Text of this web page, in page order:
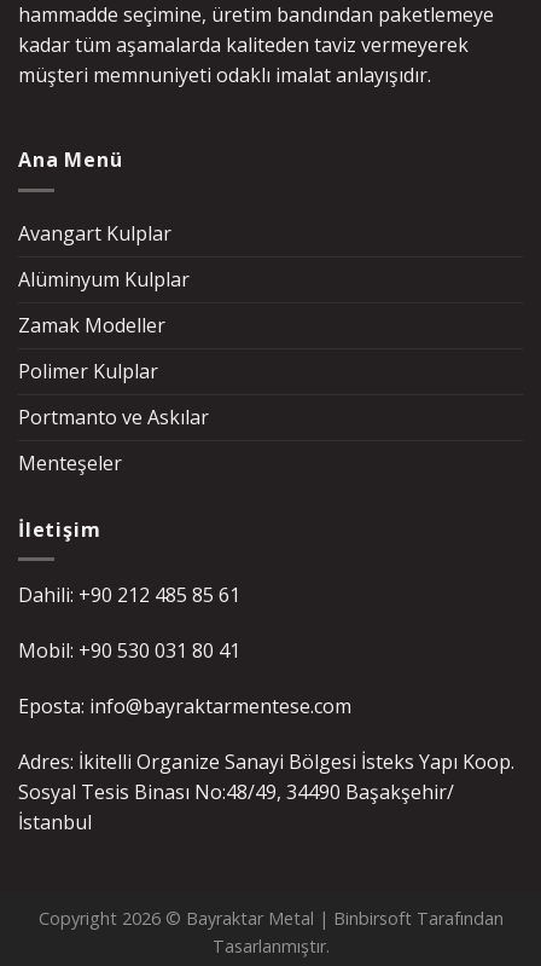
hammadde seçimine, üretim bandından paketlemeye
kadar tüm aşamalarda kaliteden taviz vermeyerek
müşteri memnuniyeti odaklı imalat anlayışıdır.
Ana Menü
Avangart Kulplar
Alüminyum Kulplar
Zamak Modeller
Polimer Kulplar
Portmanto ve Askılar
Menteşeler
İletişim
Dahili: +90 212 485 85 61
Mobil: +90 530 031 80 41
Eposta: info@bayraktarmentese.com
Adres: İkitelli Organize Sanayi Bölgesi İsteks Yapı Koop.
Sosyal Tesis Binası No:48/49, 34490 Başakşehir/
İstanbul
Copyright 2026 © Bayraktar Metal | BinbirsoftTarafından
Tasarlanmıştır.